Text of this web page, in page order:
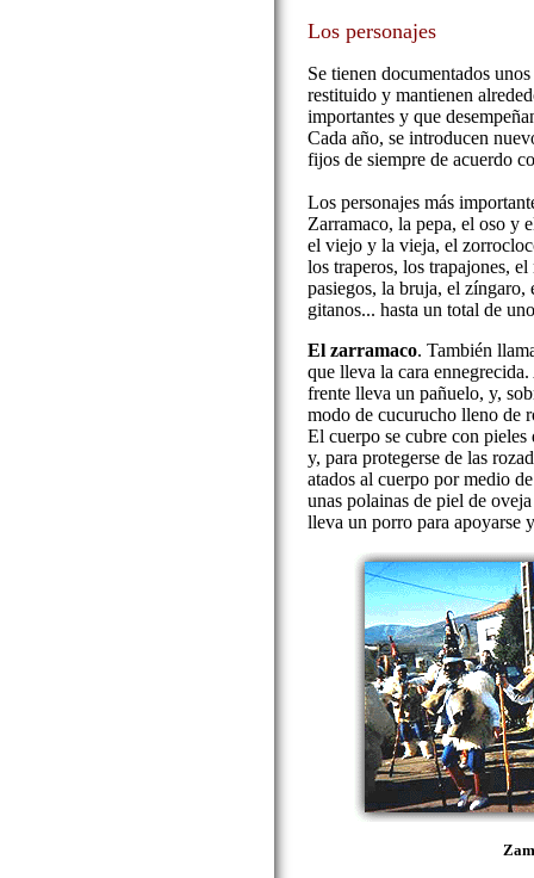
Los personajes
Se tienen documentados
restituido y mantienen
importantes y que
Cada año, se introducen
fijos de siempre de acuerdo
Los personajes más
Zarramaco, la pepa, el oso y
el viejo y la vieja, el
los traperos, los trapajones,
pasiegos, la bruja, el
gitanos... hasta un total de
El zarramaco. También
que lleva la cara
frente lleva un pañuelo, y,
modo de cucurucho lleno de
El cuerpo se cubre con
y, para protegerse de las
atados al cuerpo por medio
unas polainas de piel de
lleva un porro para apoyarse